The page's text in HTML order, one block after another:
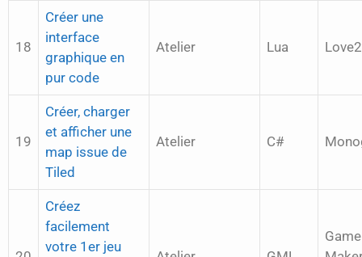
18
Créer une
interface
graphique en
pur code
Atelier Lua
19
Créer, charger
et afficher une
map issue de
Tiled
Atelier C#
Créez
facilement
votre 1er jeu
Game